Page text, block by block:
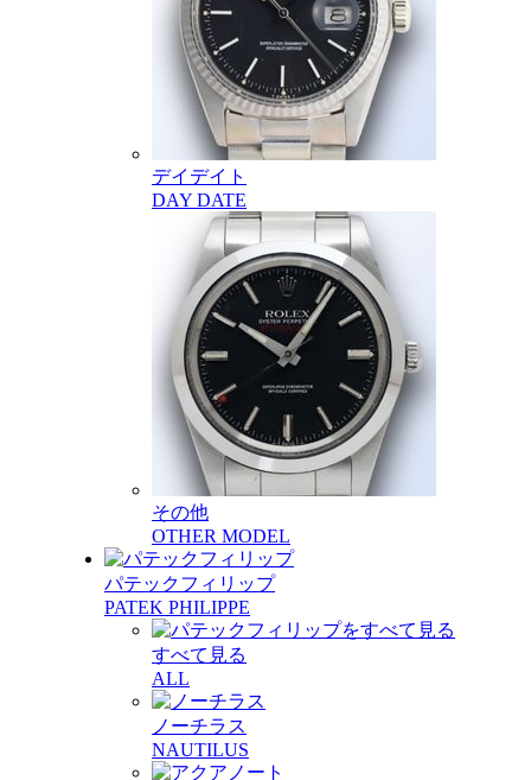
デイデイト
DAY DATE
その他
OTHER MODEL
パテックフィリップ
PATEK PHILIPPE
すべて見る
ALL
ノーチラス
NAUTILUS